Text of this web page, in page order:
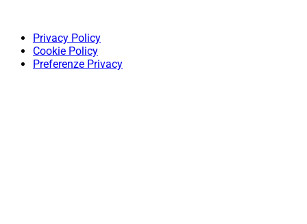
Privacy Policy
Cookie Policy
Preferenze Privacy